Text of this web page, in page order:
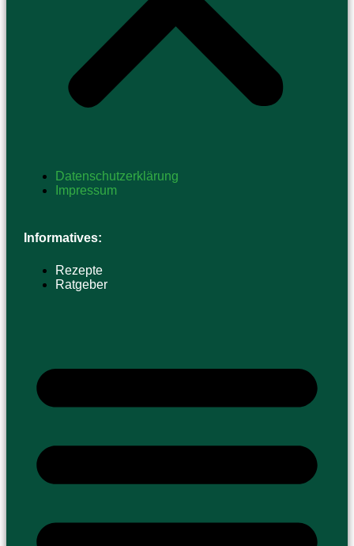
Datenschutzerklärung
Impressum
Informatives:
Rezepte
Ratgeber